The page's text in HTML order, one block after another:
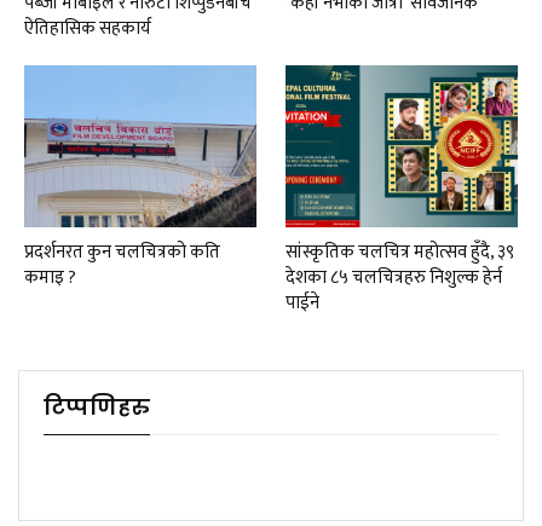
ऐतिहासिक सहकार्य
प्रदर्शनरत कुन चलचित्रको कति
कमाइ ?
सांस्कृतिक चलचित्र महोत्सव हुँदै, ३९
देशका ८५ चलचित्रहरु निशुल्क हेर्न
पाईने
टिप्पणिहरु